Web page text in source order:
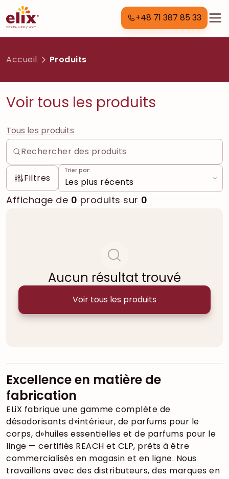
+48 71 387 85 33
Accueil Produits
Voir tous les produits
Tous les produits
Filtres
Trier par:
Affichage de 0 produits sur 0
Aucun résultat trouvé
Voir tous les produits
Excellence en matière de
fabrication
ELiX fabrique une gamme complète de
désodorisants d»intérieur, de parfums pour le
corps, d»huiles essentielles et de parfums pour le
linge — certifiés REACH et CLP, prêts à être
commercialisés en magasin et en ligne. Nous
travaillons avec des distributeurs, des marques en